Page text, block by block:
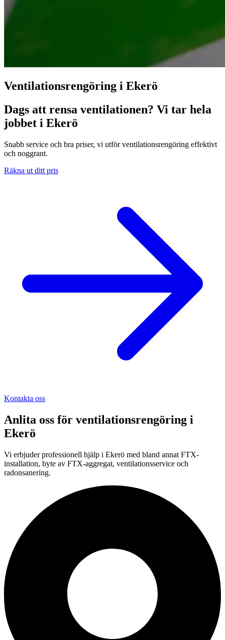
Ventilationsrengöring i Ekerö
Dags att rensa ventilationen? Vi tar hela
jobbet i Ekerö
Snabb service och bra priser, vi utför ventilationsrengöring effektivt
och noggrant.
Räkna ut ditt pris
Kontakta oss
Anlita oss för ventilationsrengöring i
Ekerö
Vi erbjuder professionell hjälp i Ekerö med bland annat FTX-
installation, byte av FTX-aggregat, ventilationsservice och
radonsanering.